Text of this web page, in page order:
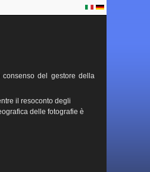
consenso del gestore della
il resoconto degli
delle fotografie è